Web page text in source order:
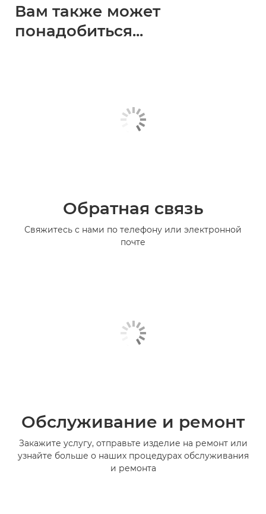
Вам также может
понадобиться...
Обратная связь
Свяжитесь с нами по телефону или электронной
почте
Обслуживание и ремонт
Закажите услугу, отправьте изделие на ремонт или
узнайте больше о наших процедурах обслуживания
и ремонта